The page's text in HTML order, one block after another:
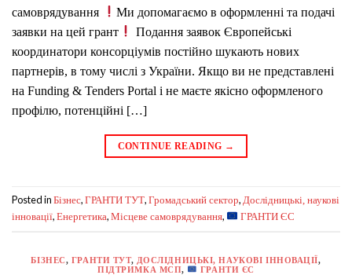
самоврядування
Ми допомагаємо в оформленні та подачі
заявки на цей грант
Подання заявок Європейські
координатори консорціумів постійно шукають нових
партнерів, в тому числі з України. Якщо ви не представлені
на Funding & Tenders Portal і не маєте якісно оформленого
профілю, потенційні […]
CONTINUE READING →
Posted in Бізнес, ГРАНТИ ТУТ, Громадський сектор, Дослідницькі, наукові
інновації, Енергетика, Місцеве самоврядування, ГРАНТИ ЄС
БІЗНЕС, ГРАНТИ ТУТ, ДОСЛІДНИЦЬКІ, НАУКОВІ ІННОВАЦІЇ,
ПІДТРИМКА МСП, ГРАНТИ ЄС